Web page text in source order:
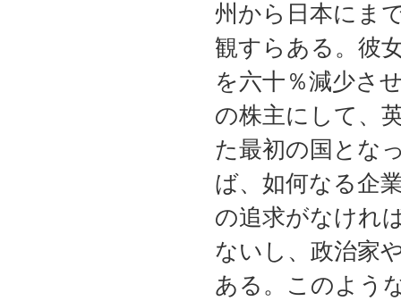
州から日本にま
観すらある。彼
を六十％減少さ
の株主にして、
た最初の国とな
ば、如何なる企
の追求がなけれ
ないし、政治家
ある。このよう